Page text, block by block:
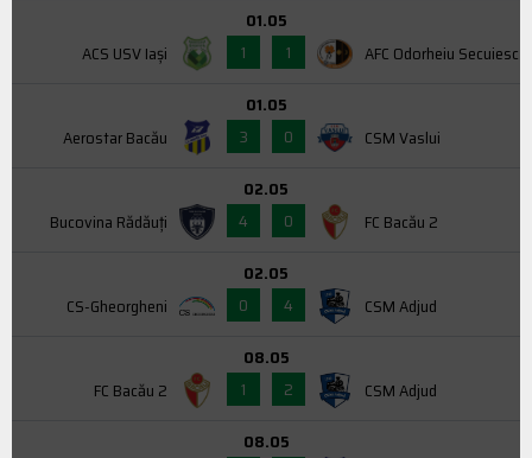
ACS USV Iaşi
01.05
1
1 AFC Odorheiu Secuiesc
Aerostar Bacău
01.05
3
0 CSM Vaslui
Bucovina Rădăuți
02.05
4
0 FC Bacău 2
CS-Gheorgheni
02.05
0
4 CSM Adjud
FC Bacău 2
08.05
1
2 CSM Adjud
08.05